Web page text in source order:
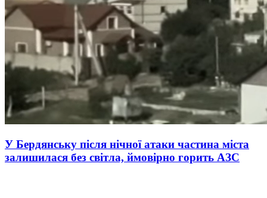
У Бердянську після нічної атаки частина міста
залишилася без світла, ймовірно горить АЗС